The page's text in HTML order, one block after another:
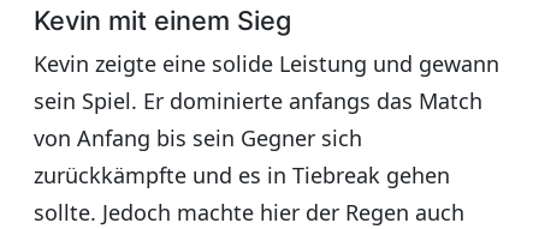
Kevin mit einem Sieg
Kevin zeigte eine solide Leistung und gewann
sein Spiel. Er dominierte anfangs das Match
von Anfang bis sein Gegner sich
zurückkämpfte und es in Tiebreak gehen
sollte. Jedoch machte hier der Regen auch